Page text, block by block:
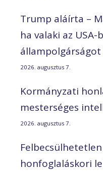
Trump aláírta –
ha valaki az
állampolgárságot
2026. augusztus 7.
Kormányzati
mesterséges
2026. augusztus 7.
honfoglaláskori